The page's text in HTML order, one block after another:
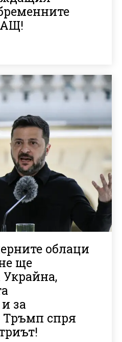
облаци
ще
за
Тръмп спря